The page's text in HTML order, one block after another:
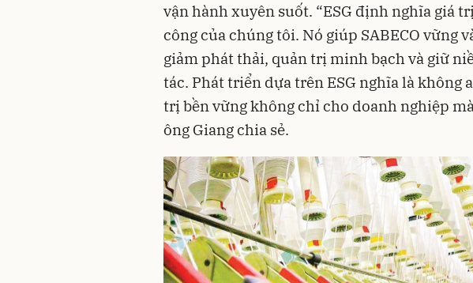
vận hành xuyên suốt. “ESG định nghĩa giá
công của chúng tôi. Nó giúp SABECO vững
giảm phát thải, quản trị minh bạch và giữ
tác. Phát triển dựa trên ESG nghĩa là không
trị bền vững không chỉ cho doanh nghiệp
ông Giang chia sẻ.